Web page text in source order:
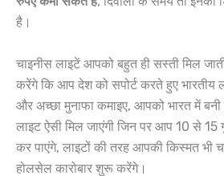
है।
चाइनीस लाइटें आपको बहुत ही सस्ती मिल
करेंगे कि आप देश को सपोर्ट करते हुए भारतीय
और अच्छा मुनाफा कमाइए, आपको भारत में बनी
लाइट ऐसी मिल जाएंगी जिन पर आप 10 से
कर पाएंगे, लाइटों की तरह आपकी किस्मत भी
होलसेल कारोबार शुरू करेंगे।